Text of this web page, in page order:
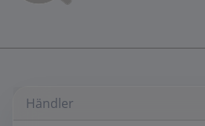
Händler